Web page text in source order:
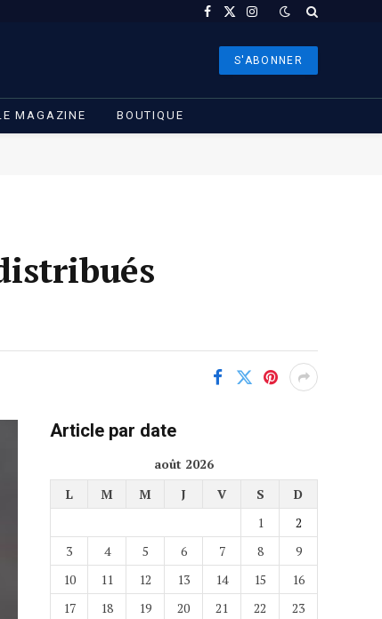
Facebook
X
Instagram
S'ABONNER
MAGAZINE BOUTIQUE
Article par date
août 2026
L
M M J V S
D
1
2
3
4 5 6 7 8
9
10
11 12 13 14 15
16
17
18 19 20 21 22
23